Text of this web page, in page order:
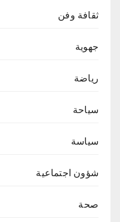
ثقافة وفن
جهوية
رياضة
سياحة
سياسة
شؤون اجتماعية
صحة